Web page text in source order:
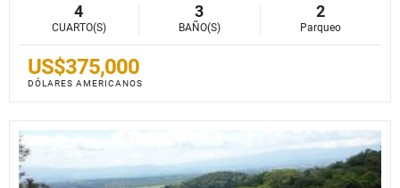
4
CUARTO(S)
3
BAÑO(S)
2
Parqueo
US$375,000
DÓLARES AMERICANOS